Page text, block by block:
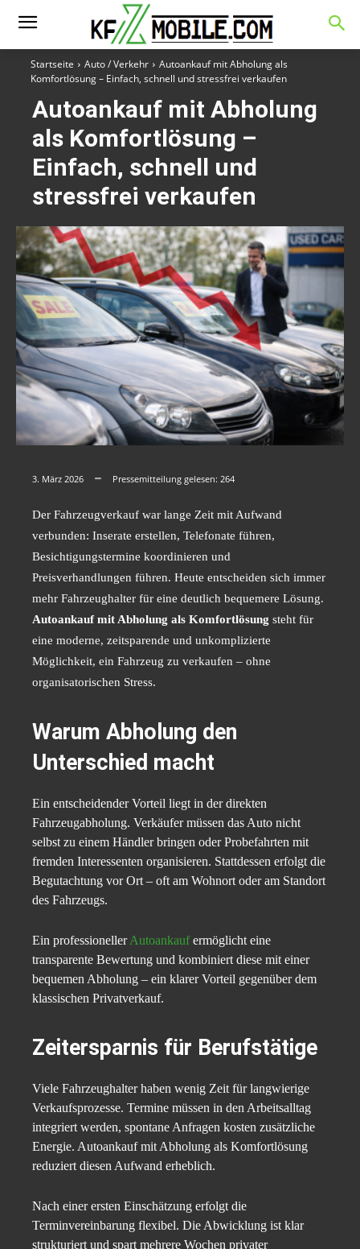
Startseite Auto / Verkehr
Autoankauf mit Abholung als
Komfortlösung – Einfach, schnell und stressfrei verkaufen
Autoankauf mit Abholung
als Komfortlösung –
Einfach, schnell und
stressfrei verkaufen
3. März 2026 Pressemitteilung gelesen: 264
Der Fahrzeugverkauf war lange Zeit mit Aufwand
verbunden: Inserate erstellen, Telefonate führen,
Besichtigungstermine koordinieren und
Preisverhandlungen führen. Heute entscheiden sich immer
mehr Fahrzeughalter für eine deutlich bequemere Lösung.
Autoankauf mit Abholung als Komfortlösung steht für
eine moderne, zeitsparende und unkomplizierte
Möglichkeit, ein Fahrzeug zu verkaufen – ohne
organisatorischen Stress.
Warum Abholung den
Unterschied macht
Ein entscheidender Vorteil liegt in der direkten
Fahrzeugabholung. Verkäufer müssen das Auto nicht
selbst zu einem Händler bringen oder Probefahrten mit
fremden Interessenten organisieren. Stattdessen erfolgt die
Begutachtung vor Ort – oft am Wohnort oder am Standort
des Fahrzeugs.
Ein professionellerAutoankaufermöglicht eine
transparente Bewertung und kombiniert diese mit einer
bequemen Abholung – ein klarer Vorteil gegenüber dem
klassischen Privatverkauf.
Zeitersparnis für Berufstätige
Viele Fahrzeughalter haben wenig Zeit für langwierige
Verkaufsprozesse. Termine müssen in den Arbeitsalltag
integriert werden, spontane Anfragen kosten zusätzliche
Energie. Autoankauf mit Abholung als Komfortlösung
reduziert diesen Aufwand erheblich.
Nach einer ersten Einschätzung erfolgt die
Terminvereinbarung flexibel. Die Abwicklung ist klar
strukturiert und spart mehrere Wochen privater